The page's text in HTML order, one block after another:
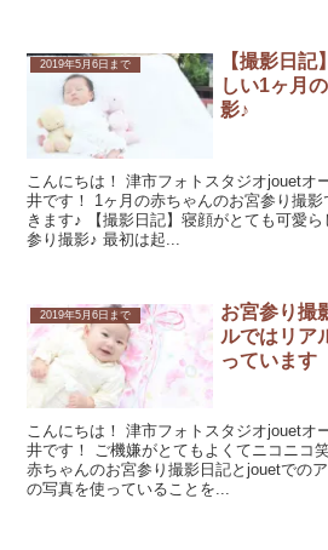
2019年5月6日まで
【撮影日
しい1ヶ月
影♪
こんにちは！ 津市フォトスタジオjouetオ
井です！ 1ヶ月の赤ちゃんのお宮参り撮
きます♪ 【撮影日記】寝顔がとても可愛
参り撮影♪ 最初は起...
2019年5月6日まで
お宮参り撮
ルではリア
っています
こんにちは！ 津市フォトスタジオjouetオ
井です！ ご機嫌がとてもよくてニコニコ
赤ちゃんのお宮参り撮影日記とjouetでの
の写真を使っていることを...